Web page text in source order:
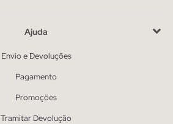
Ajuda
Envio e Devoluções
Pagamento
Promoções
Tramitar Devolução